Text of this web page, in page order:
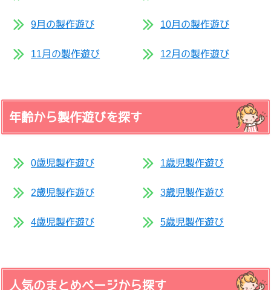
9月の製作遊び 10月の製作遊び
11月の製作遊び 12月の製作遊び
年齢から製作遊びを探す
0歳児製作遊び 1歳児製作遊び
2歳児製作遊び 3歳児製作遊び
4歳児製作遊び 5歳児製作遊び
人気のまとめページから探す